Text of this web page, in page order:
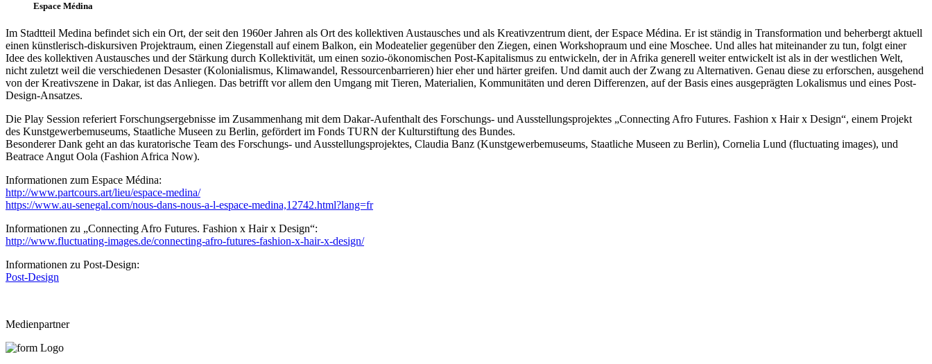
Espace Médina
Im Stadtteil Medina befindet sich ein Ort, der seit den 1960er Jahren als Ort des kollektiven Austausches und als Kreativzentrum dient, der Espace Médina. Er ist ständig in Transformation und beherbergt aktuell
einen künstlerisch-diskursiven Projektraum, einen Ziegenstall auf einem Balkon, ein Modeatelier gegenüber den Ziegen, einen Workshopraum und eine Moschee. Und alles hat miteinander zu tun, folgt einer
Idee des kollektiven Austausches und der Stärkung durch Kollektivität, um einen sozio-ökonomischen Post-Kapitalismus zu entwickeln, der in Afrika generell weiter entwickelt ist als in der westlichen Welt,
nicht zuletzt weil die verschiedenen Desaster (Kolonialismus, Klimawandel, Ressourcenbarrieren) hier eher und härter greifen. Und damit auch der Zwang zu Alternativen. Genau diese zu erforschen, ausgehend
von der Kreativszene in Dakar, ist das Anliegen. Das betrifft vor allem den Umgang mit Tieren, Materialien, Kommunitäten und deren Differenzen, auf der Basis eines ausgeprägten Lokalismus und eines Post-
Design-Ansatzes.
Die Play Session referiert Forschungsergebnisse im Zusammenhang mit dem Dakar-Aufenthalt des Forschungs- und Ausstellungsprojektes „Connecting Afro Futures. Fashion x Hair x Design“, einem Projekt
des Kunstgewerbemuseums, Staatliche Museen zu Berlin, gefördert im Fonds TURN der Kulturstiftung des Bundes.
Besonderer Dank geht an das kuratorische Team des Forschungs- und Ausstellungsprojektes, Claudia Banz (Kunstgewerbemuseums, Staatliche Museen zu Berlin), Cornelia Lund (fluctuating images), und
Beatrace Angut Oola (Fashion Africa Now).
Informationen zum Espace Médina:
http://www.partcours.art/lieu/espace-medina/
https://www.au-senegal.com/nous-dans-nous-a-l-espace-medina,12742.html?lang=fr
Informationen zu „Connecting Afro Futures. Fashion x Hair x Design“:
http://www.fluctuating-images.de/connecting-afro-futures-fashion-x-hair-x-design/
Informationen zu Post-Design:
Post-Design
Medienpartner